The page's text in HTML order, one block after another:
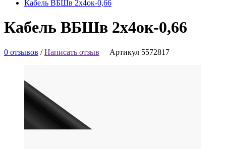
Кабель ВБШв 2х4ок-0,66
Кабель ВБШв 2х4ок-0,66
0 отзывов /Написать отзыв Артикул 5572817